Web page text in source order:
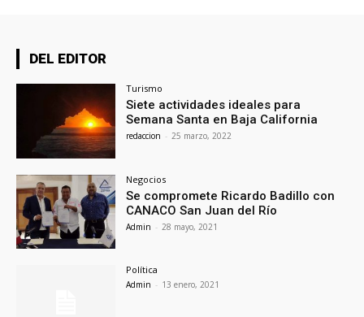
DEL EDITOR
Turismo
Siete actividades ideales para
Semana Santa en Baja California
redaccion - 25 marzo, 2022
Negocios
Se compromete Ricardo Badillo con
CANACO San Juan del Río
Admin - 28 mayo, 2021
Política
Admin - 13 enero, 2021